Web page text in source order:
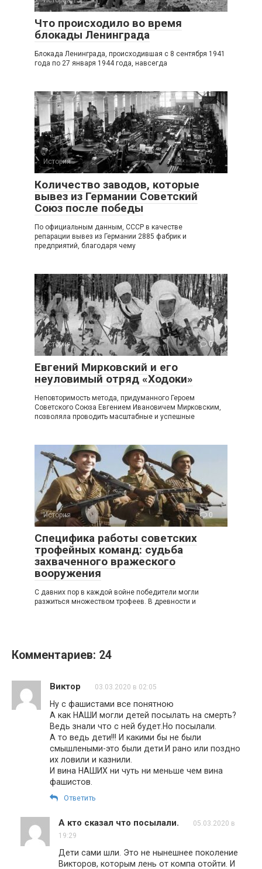
Что происходило во время
блокады Ленинграда
Блокада Ленинграда, происходившая с 8 сентября 1941
года по 27 января 1944 года, навсегда
История 0
Количество заводов, которые
вывез из Германии Советский
Союз после победы
По официальным данным, СССР в качестве
репарации вывез из Германии 2885 фабрик и
предприятий, благодаря чему
История 0
Евгений Мирковский и его
неуловимый отряд «Ходоки»
Неповторимость метода, придуманного Героем
Советского Союза Евгением Ивановичем Мирковским,
позволяла проводить масштабные и успешные
История 0
Специфика работы советских
трофейных команд: судьба
захваченного вражеского
вооружения
С давних пор в каждой войне победители могли
разжиться множеством трофеев. В древности и
Комментариев: 24
Виктор 03.03.2020 в 02:05
Ну с фашистами все понятною
А как НАШИ могли детей посылать на смерть?
Ведь знали что с ней будет.Но посылали.
А то ведь дети!!! И какими бы не были
смышлеными-это были дети.И рано или поздно
их ловили и казнили.
И вина НАШИХ ни чуть ни меньше чем вина
фашистов.
Ответить
А кто сказал что посылали.
05.03.2020 в
19:29
Дети сами шли. Это не нынешнее поколение
Викторов, которым лень от компа отойти. И